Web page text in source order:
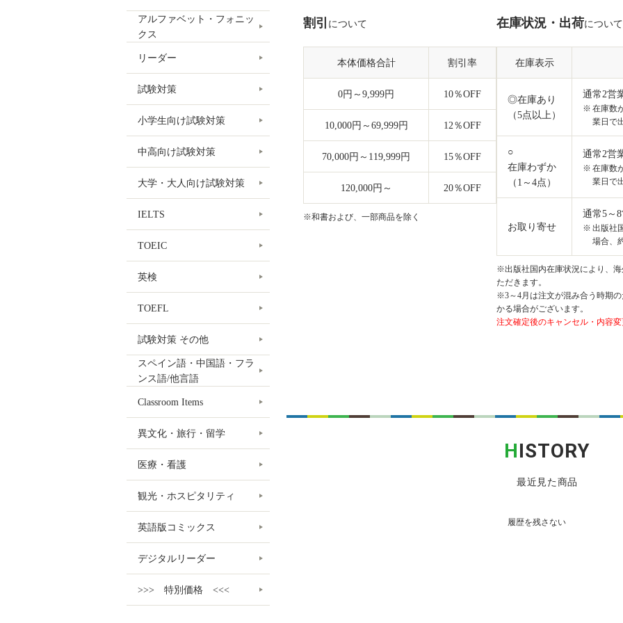
割引 について
本体価格合計 割引率
0円～9,999円 10％OFF
10,000円～69,999円 12％OFF
70,000円～119,999円 15％OFF
120,000円～ 20％OFF
※和書および、一部商品を除く
在庫状況・出荷について
在庫表示
◎在庫あり
（5点以上）
通常2営
在庫数
業日で
○
在庫わずか
（1～4点）
通常2営
在庫数
業日で
お取り寄せ
通常5～
出版社
場合、
※出版社国内在庫状況により、
ただきます。
※3～4月は注文が混み合う時期
かる場合がございます。
注文確定後のキャンセル・内容
HISTORY
最近見た商品
履歴を残さない
アルファベット・フォニッ
クス
リーダー
試験対策
小学生向け試験対策
中高向け試験対策
大学・大人向け試験対策
IELTS
TOEIC
英検
TOEFL
試験対策 その他
スペイン語・中国語・フラ
ンス語/他言語
Classroom Items
異文化・旅行・留学
医療・看護
観光・ホスピタリティ
英語版コミックス
デジタルリーダー
>>> 特別価格 <<<